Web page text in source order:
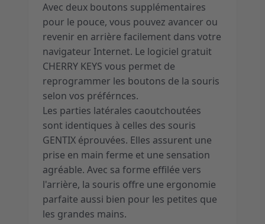
Avec deux boutons supplémentaires
pour le pouce, vous pouvez avancer ou
revenir en arrière facilement dans votre
navigateur Internet. Le logiciel gratuit
CHERRY KEYS vous permet de
reprogrammer les boutons de la souris
selon vos préférnces.
Les parties latérales caoutchoutées
sont identiques à celles des souris
GENTIX éprouvées. Elles assurent une
prise en main ferme et une sensation
agréable. Avec sa forme effilée vers
l'arrière, la souris offre une ergonomie
parfaite aussi bien pour les petites que
les grandes mains.